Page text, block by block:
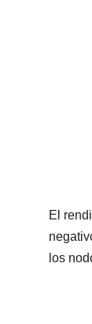
El
los